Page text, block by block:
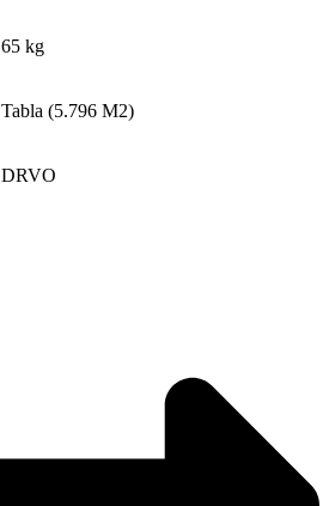
65 kg
Tabla (5.796 M2)
DRVO